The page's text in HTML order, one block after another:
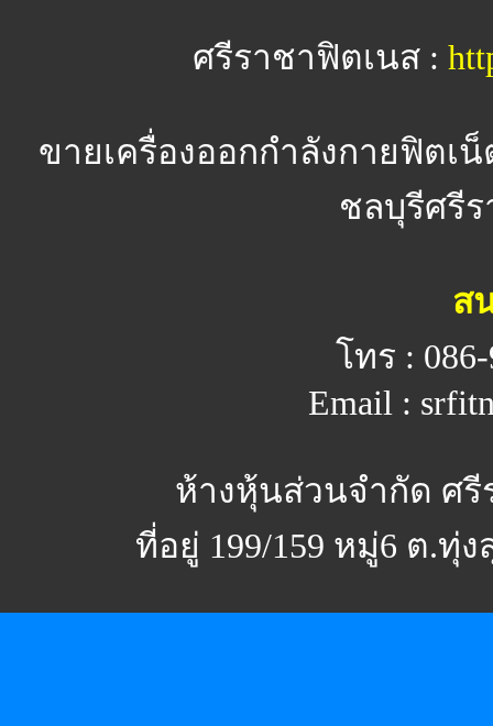
ศรีราชาฟิตเนส :
ขายเครื่องออกกำลังกายฟิตเ
ชลบุรีศรี
ส
โทร :
Email :
ห้างหุ้นส่วนจำกัด ศรี
ที่อยู่ 199/159 หมู่6 ต.ทุ่